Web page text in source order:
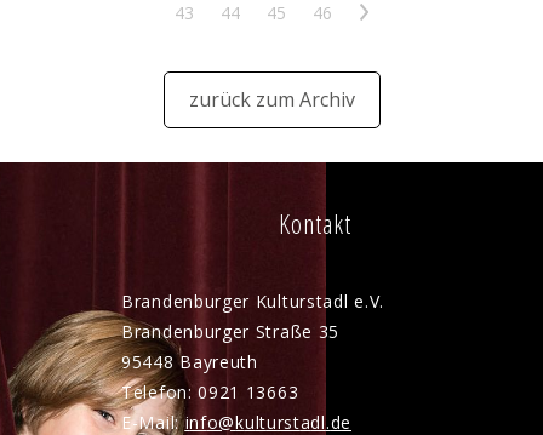
43
44 45 46 >
zurück zum Archiv
Kontakt
Brandenburger Kulturstadl e.V.
Brandenburger Straße 35
95448 Bayreuth
Telefon: 0921 13663
E-Mail:nf k lt rst dl d